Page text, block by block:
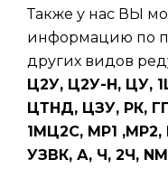
Также у нас ВЫ
информацию по
других видов
Ц2У, Ц2У-Н, ЦУ,
ЦТНД, ЦЗУ, РК,
1МЦ2С, МР1
УЗВК, А, Ч, 2Ч,